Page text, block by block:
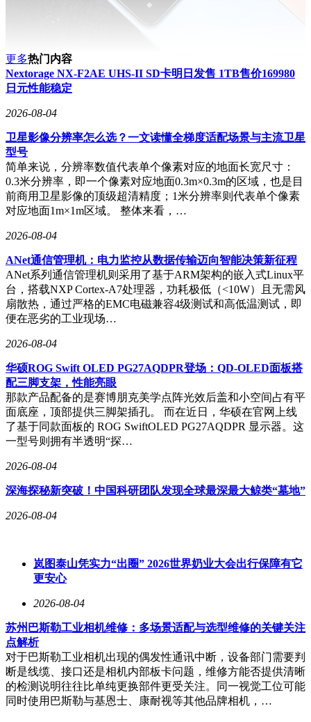
会后接受媒体采访时，雷军进一步透露，小米正通过技
术优化、供应链提效等多种方式，全力消化存储涨价带
来的额外成本，力求将终端售价波动控制在消费者可接
受的范围内。
小米集团总裁卢伟冰此前也公开表态。5月16日直播
中，他预判今年下半年尤其是年底，部分国产旗舰直板
手机价格可能突破1万元，且内存涨价趋势至少延续至
2027年底，甚至可能到2028年。
事实上，存储成本上涨已引发行业连锁反应。从今年3
月起，智能手机市场全面迎来涨价潮，多数机型价格普
涨200元至400元。
上游存储芯片价格走势是涨价核心推手。第三方调研机
用型DRAM合约价预计环比涨58%至63%，NAND闪存
合约价环比涨幅更是高达70%至75%。
业内普遍认为，本轮存储“超级周期”的强度和持续性，
将显著超越上一轮周期。
更多热门内容
Nextorage NX-F2AE UHS-II SD卡明日发售 1TB售价169980
日元性能稳定
2026-08-04
卫星影像分辨率怎么选？一文读懂全梯度适配场景与主流卫星
型号
简单来说，分辨率数值代表单个像素对应的地面长宽尺寸：
0.3米分辨率，即一个像素对应地面0.3m×0.3m的区域，也是目
前商用卫星影像的顶级超清精度；1米分辨率则代表单个像素
对应地面1m×1m区域。 整体来看，…
2026-08-04
ANet通信管理机：电力监控从数据传输迈向智能决策新征程
ANet系列通信管理机则采用了基于ARM架构的嵌入式Linux平
台，搭载NXP Cortex-A7处理器，功耗极低（<10W）且无需风
扇散热，通过严格的EMC电磁兼容4级测试和高低温测试，即
便在恶劣的工业现场…
2026-08-04
华硕ROG Swift OLED PG27AQDPR登场：QD-OLED面板搭
配三脚支架，性能亮眼
那款产品配备的是赛博朋克美学点阵光效后盖和小空间占有平
面底座，顶部提供三脚架插孔。 而在近日，华硕在官网上线
了基于同款面板的 ROG SwiftOLED PG27AQDPR 显示器。这
一型号则拥有半透明“探…
2026-08-04
深海探秘新突破！中国科研团队发现全球最深最大鲸类“墓地”
2026-08-04
岚图泰山凭实力“出圈” 2026世界奶业大会出行保障有它
更安心
2026-08-04
苏州巴斯勒工业相机维修：多场景适配与选型维修的关键关注
点解析
对于巴斯勒工业相机出现的偶发性通讯中断，设备部门需要判
断是线缆、接口还是相机内部板卡问题，维修方能否提供清晰
的检测说明往往比单纯更换部件更受关注。同一视觉工位可能
同时使用巴斯勒与基恩士、康耐视等其他品牌相机，…